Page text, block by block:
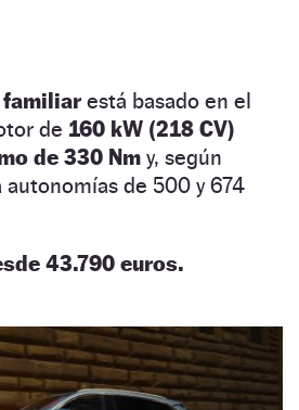
está basado en el
de 160 kW (218 CV)
de 330 Nm y, según
de 500 y 674
43.790 euros.